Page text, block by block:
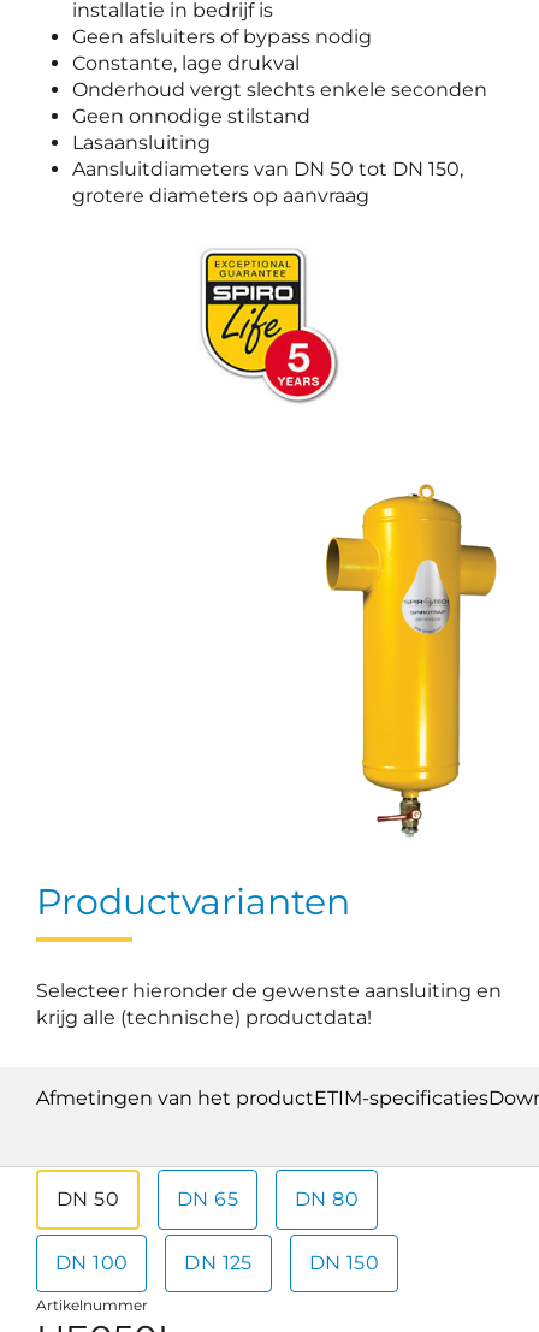
installatie in bedrijf is
Geen afsluiters of bypass nodig
Constante, lage drukval
Onderhoud vergt slechts enkele seconden
Geen onnodige stilstand
Lasaansluiting
Aansluitdiameters van DN 50 tot DN 150,
grotere diameters op aanvraag
Productvarianten
Selecteer hieronder de gewenste aansluiting en
krijg alle (technische) productdata!
Afmetingen van het productETIM-specificaties
DN 50 DN 65 DN 80
DN 100 DN 125 DN 150
Artikelnummer